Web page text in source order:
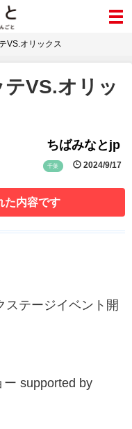
VS.オリックス
VS.オリッ
ちばみなとjp
千葉 2024/9/17
た内容です
ステージイベント開
supported by